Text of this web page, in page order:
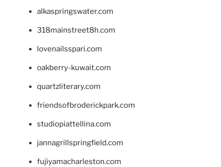
alkaspringswater.com
318mainstreet8h.com
lovenailsspari.com
oakberry-kuwait.com
quartzliterary.com
friendsofbroderickpark.com
studiopiattellina.com
jannagrillspringfield.com
fujiyamacharleston.com